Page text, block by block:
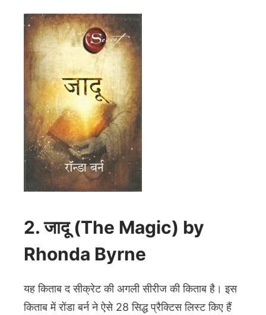
2. जादू (The Magic) by
Rhonda Byrne
यह किताब द सीक्रेट की अगली सीरीज की किताब है। इस
किताब में रोंडा बर्न ने ऐसे 28 सिद्ध प्रैक्टिस लिस्ट किए हैं